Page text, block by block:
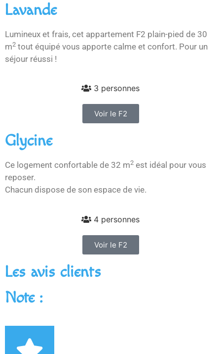
Lavande
Lumineux et frais, cet appartement F2 plain-pied de 30
m2 tout équipé vous apporte calme et confort. Pour un
séjour réussi !
3 personnes
Voir le F2
Glycine
Ce logement confortable de 32 m2 est idéal pour vous
reposer.
Chacun dispose de son espace de vie.
4 personnes
Voir le F2
Les avis clients
Note :